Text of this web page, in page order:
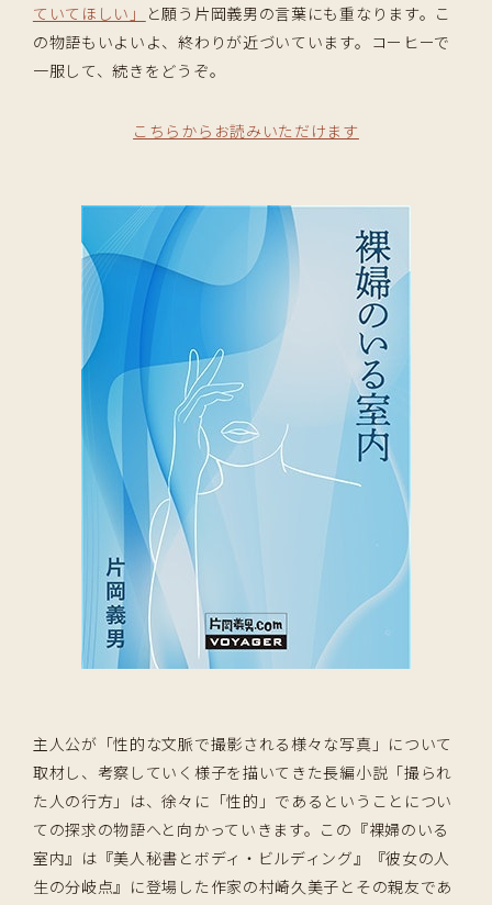
ていてほしい」
と願う片岡義男の言葉にも重なります。こ
の物語もいよいよ、終わりが近づいています。コーヒーで
一服して、続きをどうぞ。
こちらからお読みいただけます
主人公が「性的な文脈で撮影される様々な写真」について
取材し、考察していく様子を描いてきた長編小説「撮られ
た人の行方」は、徐々に「性的」であるということについ
ての探求の物語へと向かっていきます。この『裸婦のいる
室内』は『美人秘書とボディ・ビルディング』『彼女の人
生の分岐点』に登場した作家の村崎久美子とその親友であ